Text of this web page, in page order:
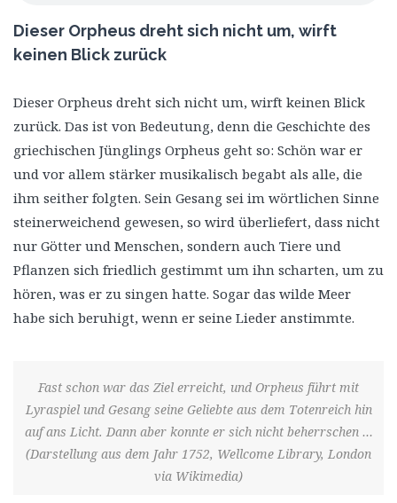
Dieser Orpheus dreht sich nicht um, wirft
keinen Blick zurück
Dieser Orpheus dreht sich nicht um, wirft keinen Blick
zurück. Das ist von Bedeutung, denn die Geschichte des
griechischen Jünglings Orpheus geht so: Schön war er
und vor allem stärker musikalisch begabt als alle, die
ihm seither folgten. Sein Gesang sei im wörtlichen Sinne
steinerweichend gewesen, so wird überliefert, dass nicht
nur Götter und Menschen, sondern auch Tiere und
Pflanzen sich friedlich gestimmt um ihn scharten, um zu
hören, was er zu singen hatte. Sogar das wilde Meer
habe sich beruhigt, wenn er seine Lieder anstimmte.
Fast schon war das Ziel erreicht, und Orpheus führt mit
Lyraspiel und Gesang seine Geliebte aus dem Totenreich hin
auf ans Licht. Dann aber konnte er sich nicht beherrschen …
(Darstellung aus dem Jahr 1752, Wellcome Library, London
via Wikimedia)